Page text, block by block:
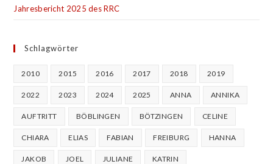
Jahresbericht 2025 des RRC
Schlagwörter
2010 2015 2016 2017 2018 2019
2022 2023 2024 2025 ANNA ANNIKA
AUFTRITT BÖBLINGEN BÖTZINGEN CELINE
CHIARA ELIAS FABIAN FREIBURG HANNA
JAKOB JOEL JULIANE KATRIN